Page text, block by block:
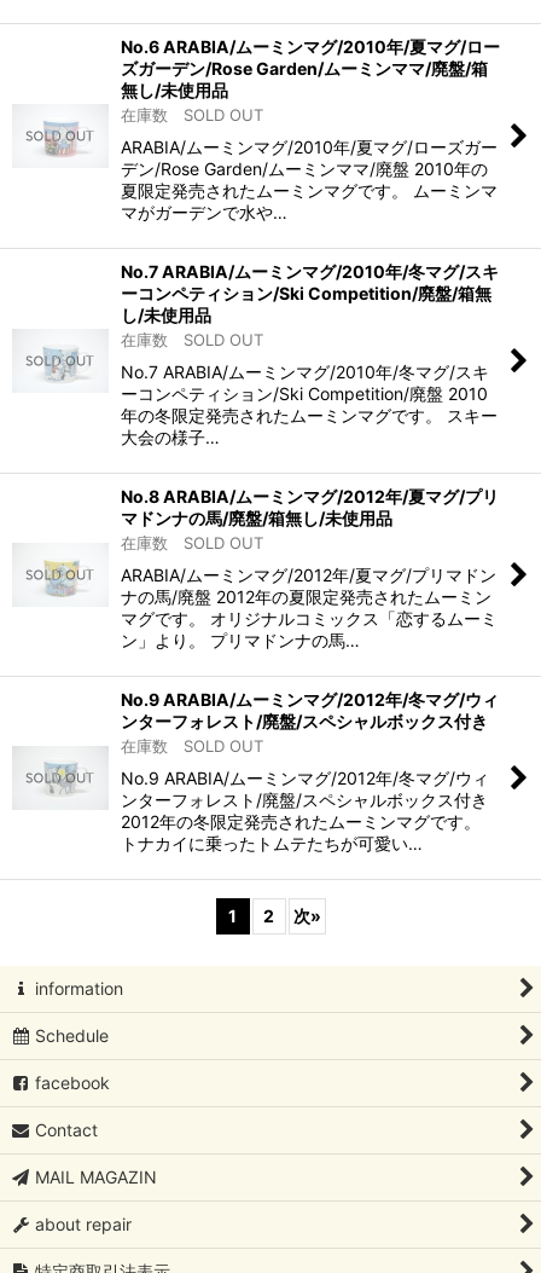
No.6 ARABIA/ムーミンマグ/2010年/夏マグ/ロー
ズガーデン/Rose Garden/ムーミンママ/廃盤/箱
無し/未使用品
在庫数 SOLD OUT
ARABIA/ムーミンマグ/2010年/夏マグ/ローズガー
デン/Rose Garden/ムーミンママ/廃盤 2010年の
夏限定発売されたムーミンマグです。 ムーミンマ
マがガーデンで水や…
No.7 ARABIA/ムーミンマグ/2010年/冬マグ/スキ
ーコンペティション/Ski Competition/廃盤/箱無
し/未使用品
在庫数 SOLD OUT
No.7 ARABIA/ムーミンマグ/2010年/冬マグ/スキ
ーコンペティション/Ski Competition/廃盤 2010
年の冬限定発売されたムーミンマグです。 スキー
大会の様子…
No.8 ARABIA/ムーミンマグ/2012年/夏マグ/プリ
マドンナの馬/廃盤/箱無し/未使用品
在庫数 SOLD OUT
ARABIA/ムーミンマグ/2012年/夏マグ/プリマドン
ナの馬/廃盤 2012年の夏限定発売されたムーミン
マグです。 オリジナルコミックス「恋するムーミ
ン」より。 プリマドンナの馬…
No.9 ARABIA/ムーミンマグ/2012年/冬マグ/ウィ
ンターフォレスト/廃盤/スペシャルボックス付き
在庫数 SOLD OUT
No.9 ARABIA/ムーミンマグ/2012年/冬マグ/ウィ
ンターフォレスト/廃盤/スペシャルボックス付き
2012年の冬限定発売されたムーミンマグです。
トナカイに乗ったトムテたちが可愛い…
1 2 次»
information
Schedule
facebook
Contact
MAIL MAGAZIN
about repair